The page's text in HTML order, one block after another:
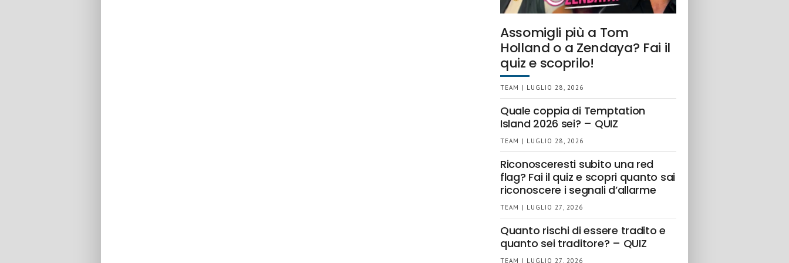
Assomigli più a Tom
Holland o a Zendaya? Fai il
quiz e scoprilo!
TEAM | LUGLIO 28, 2026
Quale coppia di Temptation
Island 2026 sei? – QUIZ
TEAM | LUGLIO 28, 2026
Riconosceresti subito una red
flag? Fai il quiz e scopri quanto sai
riconoscere i segnali d’allarme
TEAM | LUGLIO 27, 2026
Quanto rischi di essere tradito e
quanto sei traditore? – QUIZ
TEAM | LUGLIO 27, 2026